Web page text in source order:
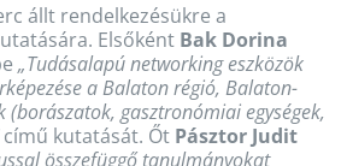
állt rendelkezésükre a
Elsőként Bak Dorina
„Tudásalapú networking eszközök
a Balaton régió, Balaton-
gasztronómiai egységek,
című kutatását. Őt Pásztor Judit
összefüggő tanulmányokat